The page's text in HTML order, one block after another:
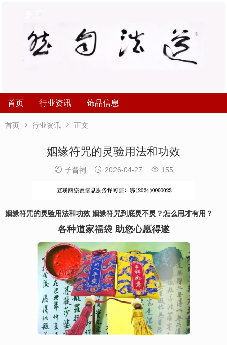
首页 行业资讯 饰品信息
首页  行业资讯  正文
姻缘符咒的灵验用法和功效
 子晋祠  2026-04-27  155
姻缘符咒的灵验用法和功效 姻缘符咒到底灵不灵？怎么用才有用？
各种道家福袋助您心愿得遂